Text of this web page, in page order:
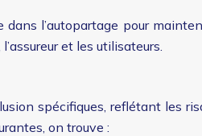
l’autopartage pour
et les utilisateurs.
spécifiques, reflétant les
on trouve :